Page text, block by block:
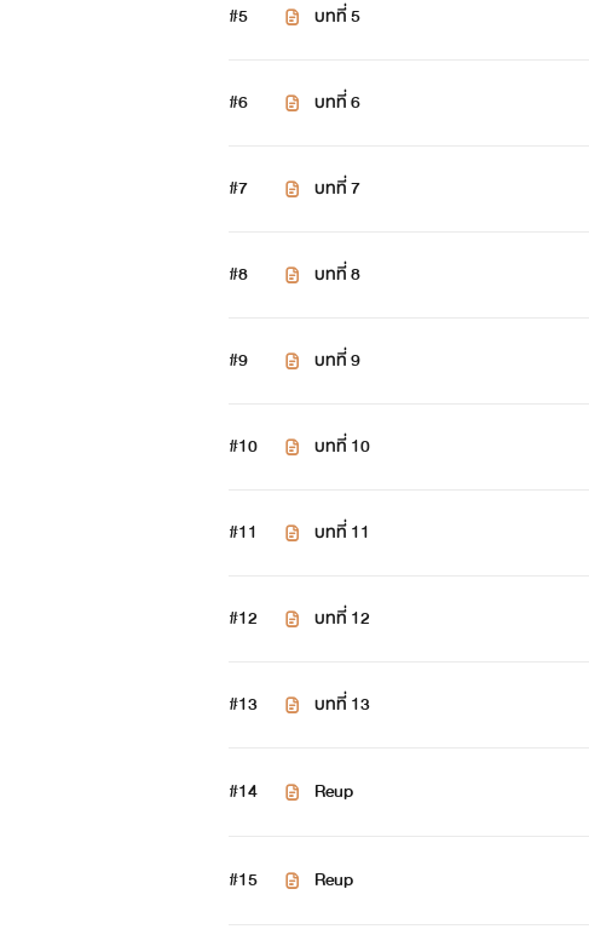
#5 บทที่ 5
#6 บทที่ 6
#7 บทที่ 7
#8 บทที่ 8
#9 บทที่ 9
#10 บทที่ 10
#11 บทที่ 11
#12 บทที่ 12
#13 บทที่ 13
#14 Reup
#15 Reup